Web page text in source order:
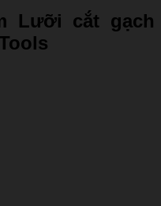
Lưỡi cắt gạch